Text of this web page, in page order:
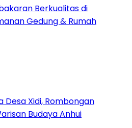
Berkualitas di
Gedung & Rumah
Desa Xidi, Rombongan
Budaya Anhui